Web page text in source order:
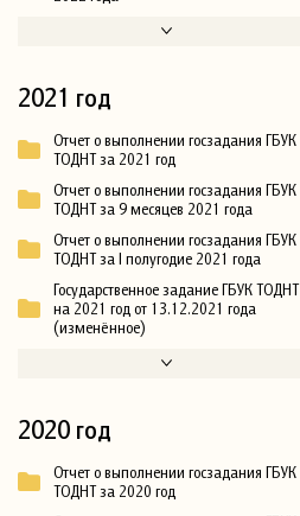
2021 год
Отчет о выполнении госзадания ГБУК
ТОДНТ за 2021 год
Отчет о выполнении госзадания ГБУК
ТОДНТ за 9 месяцев 2021 года
Отчет о выполнении госзадания ГБУК
ТОДНТ за I полугодие 2021 года
Государственное задание ГБУК ТОДНТ
на 2021 год от 13.12.2021 года
(изменённое)
2020 год
Отчет о выполнении госзадания ГБУК
ТОДНТ за 2020 год